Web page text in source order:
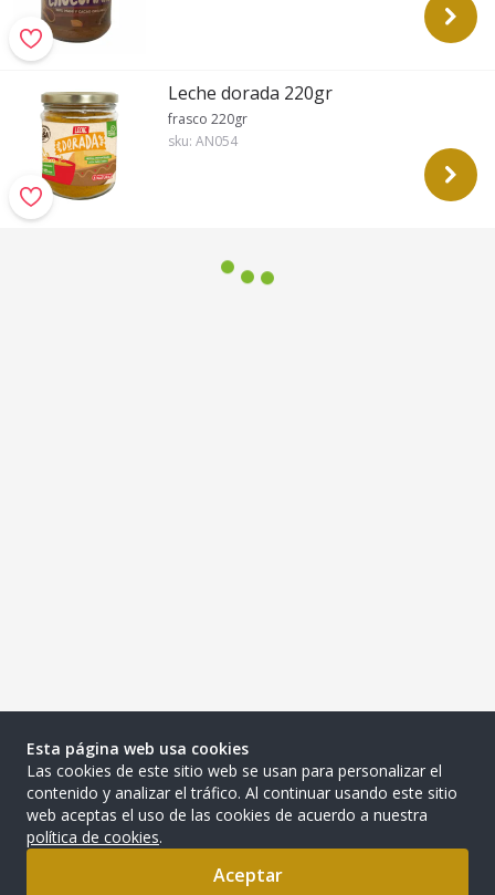
Leche dorada 220gr
frasco 220gr
sku: AN054
Esta página web usa cookies
Las cookies de este sitio web se usan para personalizar el
contenido y analizar el tráfico. Al continuar usando este sitio
web aceptas el uso de las cookies de acuerdo a nuestra
política de cookies.
Aceptar